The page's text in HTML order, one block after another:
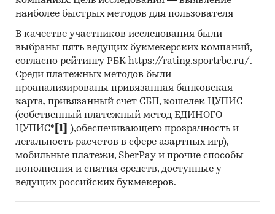
средняя цена, медиана
Тор-20 регионов РФ по темпу прироста к
предыдущему месяцу. Указаны регионы с
максимальным и минимальным приростом
за месяц
Тор-20 регионов РФ по темпу прироста к
аналогичному периоду предыдущего года.
Указаны регионы с максимальным и
минимальным приростом за аналогичный
период предыдущего года
2. Данные по потребительским ценам на
наиболее быстрых методов для пользователя
В качестве участников исследования были
выбраны пять ведущих букмекерских компаний,
согласно рейтингу РБК https://rating.sportrbc.ru/.
Среди платежных методов были
проанализированы привязанная банковская
карта, привязанный счет СБП, кошелек ЦУПИС
(собственный платежный метод ЕДИНОГО
ЦУПИС* [1]
),обеспечивающего прозрачность и
легальность расчетов в сфере азартных игр),
мобильные платежи, SberPay и прочие способы
пополнения и снятия средств, доступные у
ведущих российских букмекеров.